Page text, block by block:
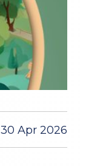
30 Apr 2026